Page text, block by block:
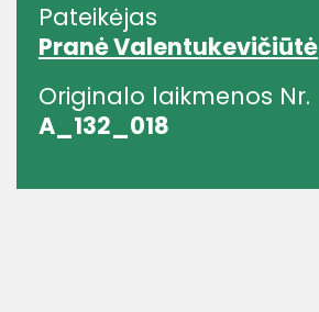
Pateikėjas
Pranė Valentukevičiūtė
Originalo laikmenos Nr.
A_132_018